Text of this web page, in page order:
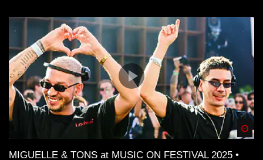
MIGUELLE & TONS at MUSIC ON FESTIVAL 2025 •